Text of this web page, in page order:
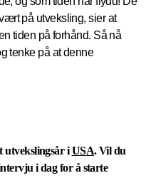
på utveksling, sier at
tiden på forhånd. Så nå
tenke på at denne
utvekslingsår iUSA. Vil du
i dag for å starte